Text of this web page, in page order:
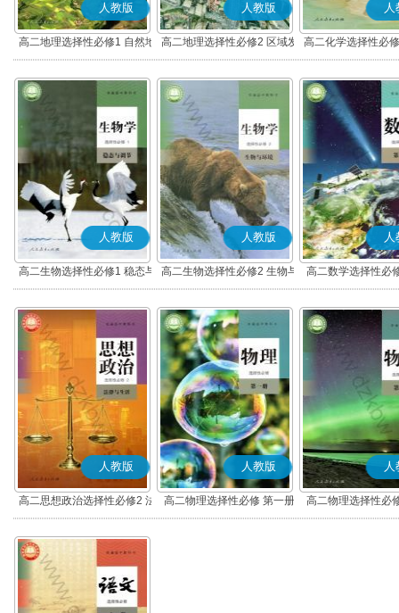
人教版
高二地理选择性必修1 自然地
理基础
人教版
高二地理选择性必修2 区域发
展
人
高二化学选择性必
应原理
人教版
高二生物选择性必修1 稳态与
调节
人教版
高二生物选择性必修2 生物与
环境
人
高二数学选择性必
(A版)
人教版
高二思想政治选择性必修2 法
律与生活(部编版)
人教版
高二物理选择性必修 第一册
人
高二物理选择性必